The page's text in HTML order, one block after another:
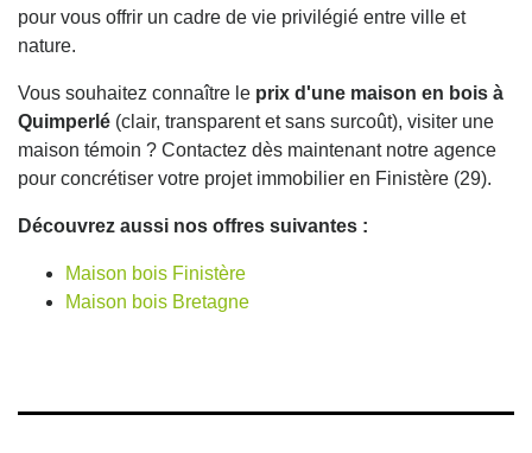
pour vous offrir un cadre de vie privilégié entre ville et
nature.
Vous souhaitez connaître le prix d'une maison en bois à
Quimperlé (clair, transparent et sans surcoût), visiter une
maison témoin ? Contactez dès maintenant notre agence
pour concrétiser votre projet immobilier en Finistère (29).
Découvrez aussi nos offres suivantes :
Maison bois Finistère
Maison bois Bretagne